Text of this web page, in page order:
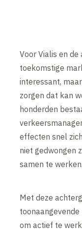
Voor Vialis en de
toekomstige
interessant,
zorgen dat kan
honderden
effecten snel
niet gedwongen
samen te werken.
Met deze
om actief te